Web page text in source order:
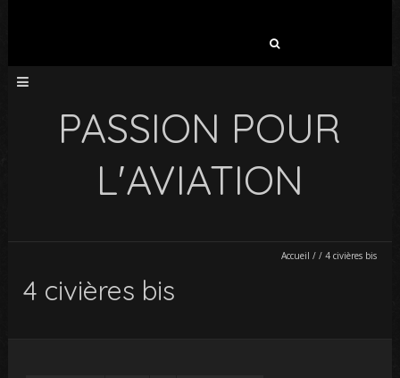
PASSION POUR
L'AVIATION
Accueil / / 4 civières bis
4 civières bis